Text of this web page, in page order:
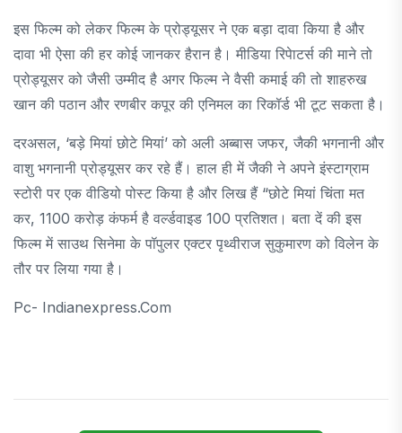
इस फिल्म को लेकर फिल्म के प्रोड्यूसर ने एक बड़ा दावा किया है और
दावा भी ऐसा की हर कोई जानकर हैरान है। मीडिया रिपेाटर्स की माने तो
प्रोड्यूसर को जैसी उम्मीद है अगर फिल्म ने वैसी कमाई की तो शाहरुख
खान की पठान और रणबीर कपूर की एनिमल का रिकॉर्ड भी टूट सकता है।
दरअसल, ‘बड़े मियां छोटे मियां’ को अली अब्बास जफर, जैकी भगनानी और
वाशु भगनानी प्रोड्यूसर कर रहे हैं। हाल ही में जैकी ने अपने इंस्टाग्राम
स्टोरी पर एक वीडियो पोस्ट किया है और लिख हैं “छोटे मियां चिंता मत
कर, 1100 करोड़ कंफर्म है वर्ल्डवाइड 100 प्रतिशत। बता दें की इस
फिल्म में साउथ सिनेमा के पॉपुलर एक्टर पृथ्वीराज सुकुमारण को विलेन के
तौर पर लिया गया है।
Pc- Indianexpress.com